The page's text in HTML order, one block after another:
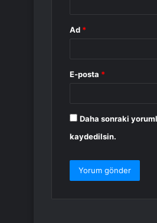
Ad *
E-posta *
Daha sonraki
kaydedilsin.